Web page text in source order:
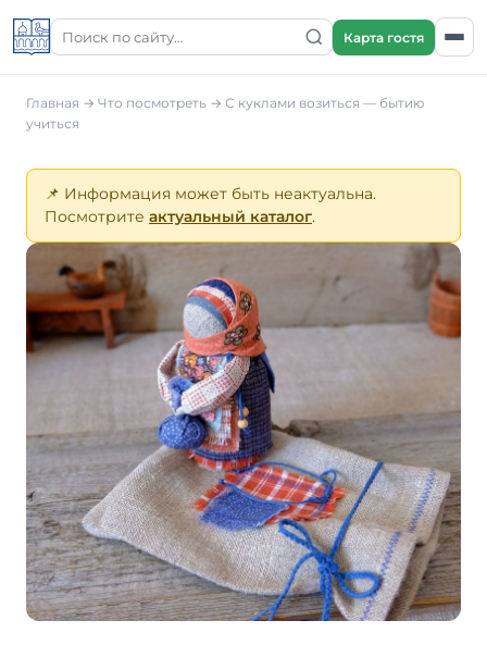
Карта гостя
Главная → Что посмотреть → С куклами возиться — бытию
учиться
📌 Информация может быть неактуальна.
Посмотрите актуальный каталог.